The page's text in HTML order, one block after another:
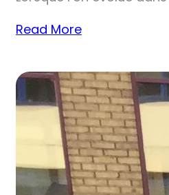
Read More